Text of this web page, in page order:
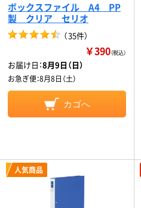
ボックスファイル A4 PP
製 クリア セリオ
（35件）
￥390（税込）
お届け日：8月9日（日）
お急ぎ便：8月8日（土）
カゴへ
人気商品